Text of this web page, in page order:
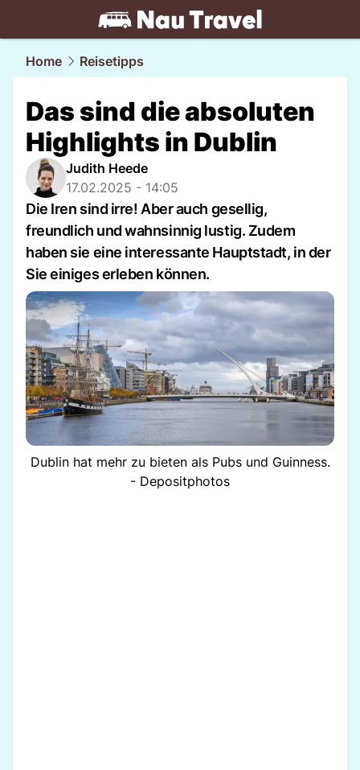
travel.NAU.ch
Home Reisetipps
Das sind die absoluten
Highlights in Dublin
Judith Heede
17.02.2025 - 14:05
Die Iren sind irre! Aber auch gesellig,
freundlich und wahnsinnig lustig. Zudem
haben sie eine interessante Hauptstadt, in der
Sie einiges erleben können.
Dublin hat mehr zu bieten als Pubs und Guinness.
- Depositphotos